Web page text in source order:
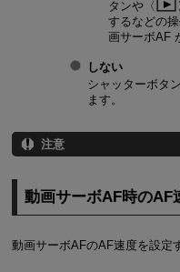
タンや
するなどの
画サーボAF
しない
シャッターボタ
ます。
注意
動画サーボAF時のAF
動画サーボAFのAF速度を設定